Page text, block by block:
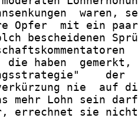
waren,
Opfer  mit ein
bescheidenen
die haben
der
nie  auf
mehr Lohn sein
errechnet sie